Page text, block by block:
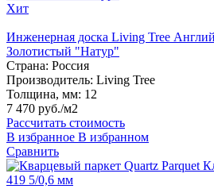
Хит
Инженерная доска Living Tree
Золотистый "Натур"
Страна: Россия
Производитель: Living Tree
Толщина, мм: 12
7 470 руб./м2
Рассчитать стоимость
В избранное В избранном
Сравнить